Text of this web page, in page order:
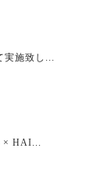
実施致し...
× HAI...